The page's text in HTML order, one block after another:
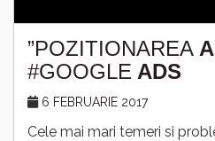
”POZITIONAREA
#GOOGLE ADS
6 FEBRUARIE 2017
Cele mai mari temeri si